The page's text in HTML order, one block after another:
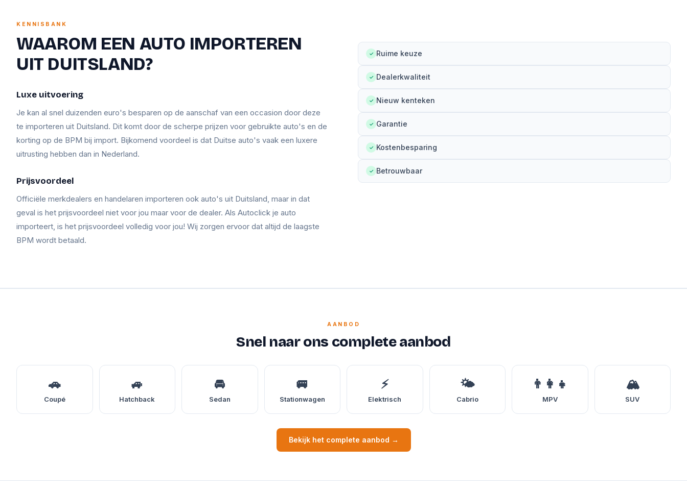
KENNISBANK
WAAROM EEN AUTO IMPORTEREN
UIT DUITSLAND?
Luxe uitvoering
Je kan al snel duizenden euro's besparen op de aanschaf van een occasion door deze
te importeren uit Duitsland. Dit komt door de scherpe prijzen voor gebruikte auto's en de
korting op de BPM bij import. Bijkomend voordeel is dat Duitse auto's vaak een luxere
uitrusting hebben dan in Nederland.
Prijsvoordeel
Officiële merkdealers en handelaren importeren ook auto's uit Duitsland, maar in dat
geval is het prijsvoordeel niet voor jou maar voor de dealer. Als Autoclick je auto
importeert, is het prijsvoordeel volledig voor jou! Wij zorgen ervoor dat altijd de laagste
BPM wordt betaald.
✓ Ruime keuze
✓ Dealerkwaliteit
✓ Nieuw kenteken
✓ Garantie
✓ Kostenbesparing
✓ Betrouwbaar
AANBOD
Snel naar ons complete aanbod
🚗
Coupé
🚙
Hatchback
🚘
Sedan
🚐
Stationwagen
⚡
Elektrisch
🌤️
Cabrio
👨‍👩‍👧
MPV
🏔️
SUV
Bekijk het complete aanbod →